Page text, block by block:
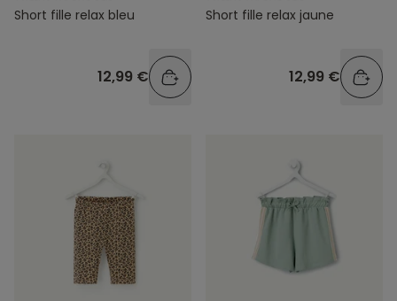
Short fille relax bleu
12,99 €
Short fille relax jaune
12,99 €